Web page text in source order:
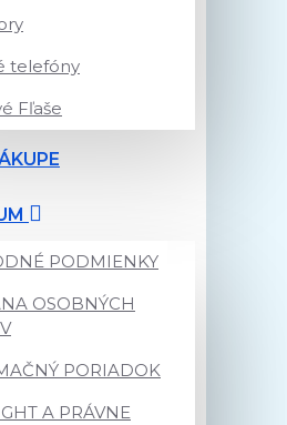
telefóny
Fľaše
PODMIENKY
OSOBNÝCH
PORIADOK
A PRÁVNE